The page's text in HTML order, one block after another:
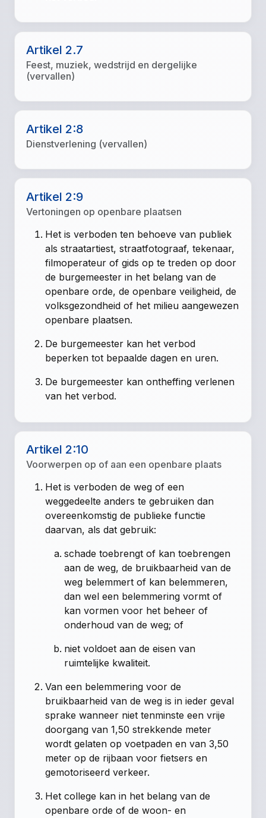
Artikel 2.7
Feest, muziek, wedstrijd en dergelijke
(vervallen)
Artikel 2:8
Dienstverlening (vervallen)
Artikel 2:9
Vertoningen op openbare plaatsen
Het is verboden ten behoeve van publiek
als straatartiest, straatfotograaf, tekenaar,
filmoperateur of gids op te treden op door
de burgemeester in het belang van de
openbare orde, de openbare veiligheid, de
volksgezondheid of het milieu aangewezen
openbare plaatsen.
De burgemeester kan het verbod
beperken tot bepaalde dagen en uren.
De burgemeester kan ontheffing verlenen
van het verbod.
Artikel 2:10
Voorwerpen op of aan een openbare plaats
Het is verboden de weg of een
weggedeelte anders te gebruiken dan
overeenkomstig de publieke functie
daarvan, als dat gebruik:
schade toebrengt of kan toebrengen
aan de weg, de bruikbaarheid van de
weg belemmert of kan belemmeren,
dan wel een belemmering vormt of
kan vormen voor het beheer of
onderhoud van de weg; of
niet voldoet aan de eisen van
ruimtelijke kwaliteit.
Van een belemmering voor de
bruikbaarheid van de weg is in ieder geval
sprake wanneer niet tenminste een vrije
doorgang van 1,50 strekkende meter
wordt gelaten op voetpaden en van 3,50
meter op de rijbaan voor fietsers en
gemotoriseerd verkeer.
Het college kan in het belang van de
openbare orde of de woon- en